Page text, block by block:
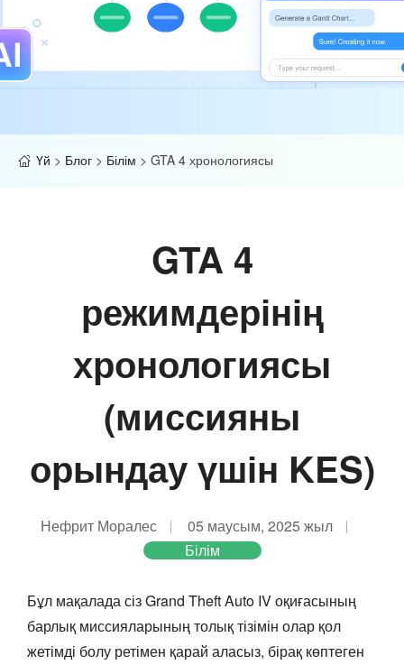
Үй > Блог > Білім > GTA 4 хронологиясы
GTA 4
режимдерінің
хронологиясы
(миссияны
орындау үшін KES)
Нефрит Моралес
05 маусым, 2025 жыл
Білім
Бұл мақалада сіз Grand Theft Auto IV оқиғасының
барлық миссияларының толық тізімін олар қол
жетімді болу ретімен қарай аласыз, бірақ көптеген